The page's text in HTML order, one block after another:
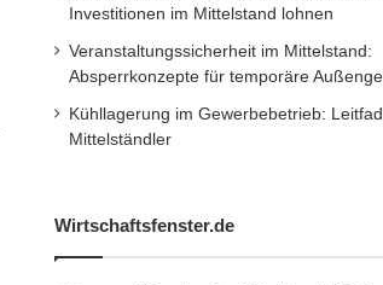
Investitionen im Mittelstand lohnen
Veranstaltungssicherheit im Mittelstand:
Absperrkonzepte für temporäre
Kühllagerung im Gewerbebetrieb:
Mittelständler
Wirtschaftsfenster.de